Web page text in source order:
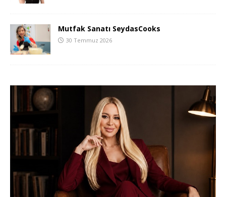
Mutfak Sanatı SeydasCooks
30 Temmuz 2026